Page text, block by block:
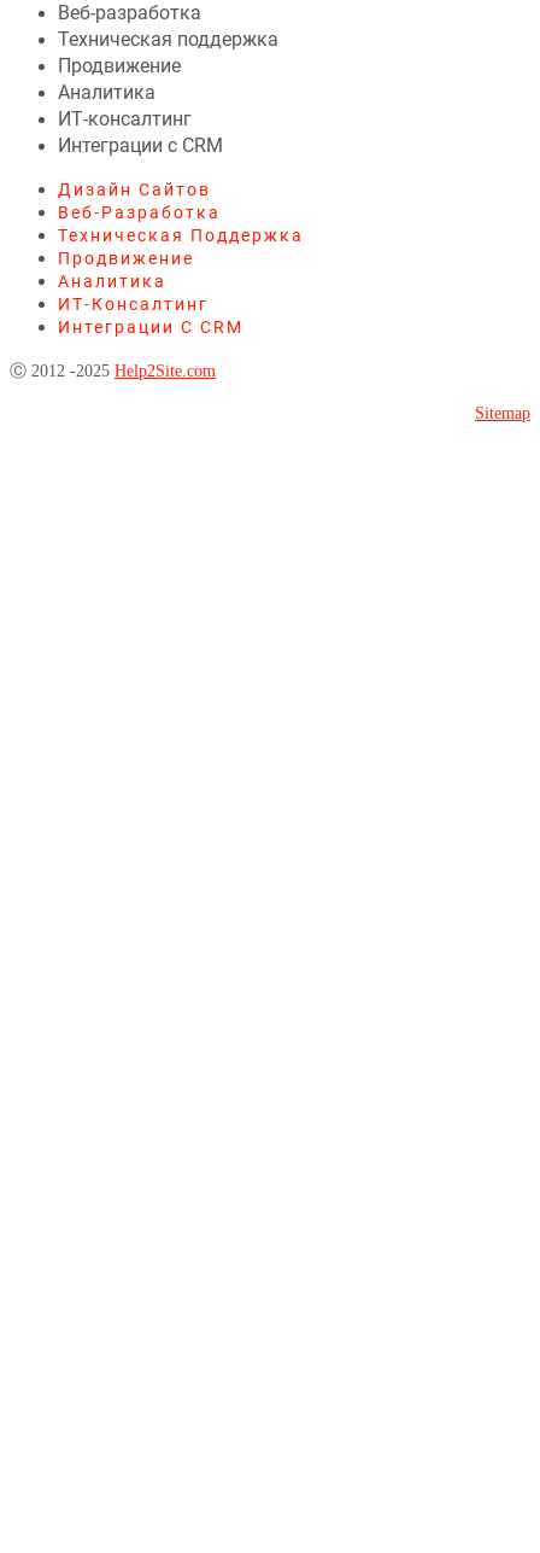
Веб-разработка
Техническая поддержка
Продвижение
Аналитика
ИТ-консалтинг
Интеграции с CRM
Дизайн Сайтов
Веб-Разработка
Техническая Поддержка
Продвижение
Аналитика
ИТ-Консалтинг
Интеграции С CRM
Ⓒ 2012 -2025 Help2Site.com
Sitemap